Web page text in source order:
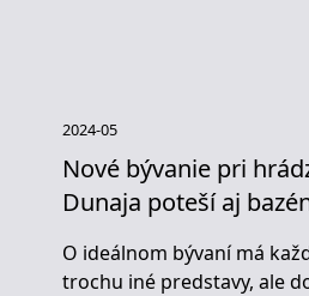
2024-05
Nové bývanie pri
Dunaja poteší aj
O ideálnom bývaní má
trochu iné predstavy, ale